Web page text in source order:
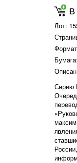
В
Лот:
Бумага:
Серию